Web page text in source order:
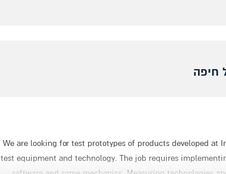
תוך הקפדה על כללי הבטיחות.
We are looking for test prototypes of products developed
test equipment and technology. The job requires